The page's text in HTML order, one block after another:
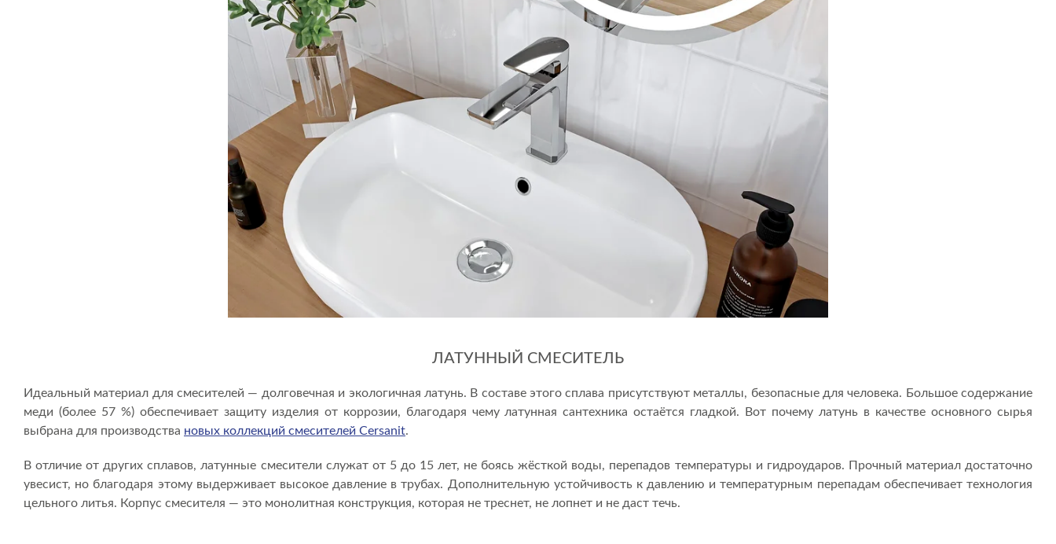
ЛАТУННЫЙ СМЕСИТЕЛЬ
Идеальный материал для смесителей — долговечная и экологичная латунь. В составе этого сплава присутствуют металлы, безопасные для человека. Большое содержание
меди (более 57 %) обеспечивает защиту изделия от коррозии, благодаря чему латунная сантехника остаётся гладкой. Вот почему латунь в качестве основного сырья
выбрана для производства новых коллекций смесителей Cersanit.
В отличие от других сплавов, латунные смесители служат от 5 до 15 лет, не боясь жёсткой воды, перепадов температуры и гидроударов. Прочный материал достаточно
увесист, но благодаря этому выдерживает высокое давление в трубах. Дополнительную устойчивость к давлению и температурным перепадам обеспечивает технология
цельного литья. Корпус смесителя — это монолитная конструкция, которая не треснет, не лопнет и не даст течь.